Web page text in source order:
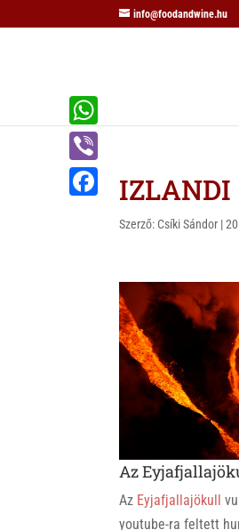
info@foodandwine.hu
Szerző: Csíki Sándor |
Az
Az Eyjafjallajökull
youtube-ra feltett
W
h
a
V